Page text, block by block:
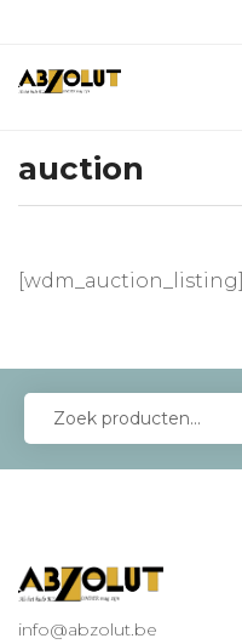
auction
[wdm_auction_listing]
info@abzolut.be